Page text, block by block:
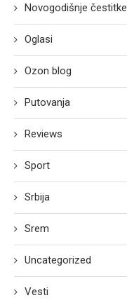
Novogodišnje čestitke
Oglasi
Ozon blog
Putovanja
Reviews
Sport
Srbija
Srem
Uncategorized
Vesti